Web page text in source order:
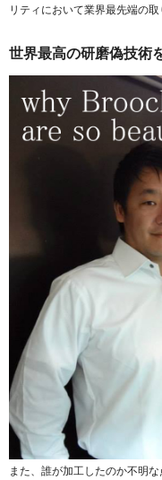
リティにおいて業界最先端の
世界最高の研磨偽技術
また、誰が加工したのか不明